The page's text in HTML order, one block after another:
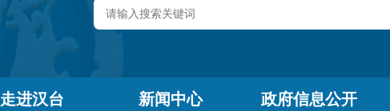
走进汉台 新闻中心 政府信息公开